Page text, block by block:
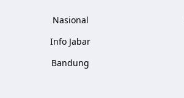
Nasional
Info Jabar
Bandung